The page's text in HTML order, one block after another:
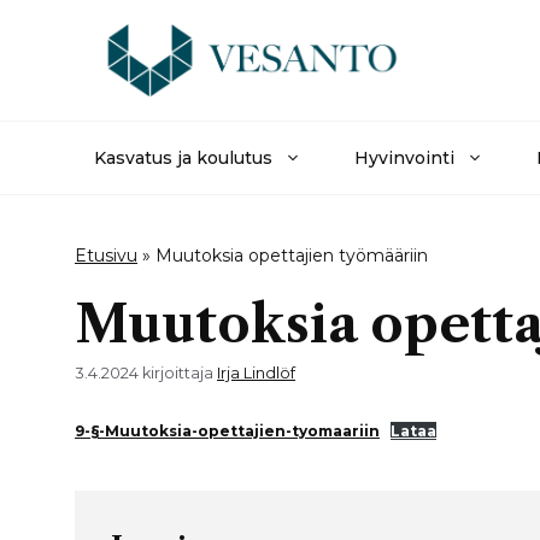
Kasvatus ja koulutus Hyvinvointi
Etusivu » Muutoksia opettajien työmääriin
Muutoksia
3.4.2024 kirjoittaja Irja Lindlöf
9-§-Muutoksia-opettajien-tyomaariin Lataa